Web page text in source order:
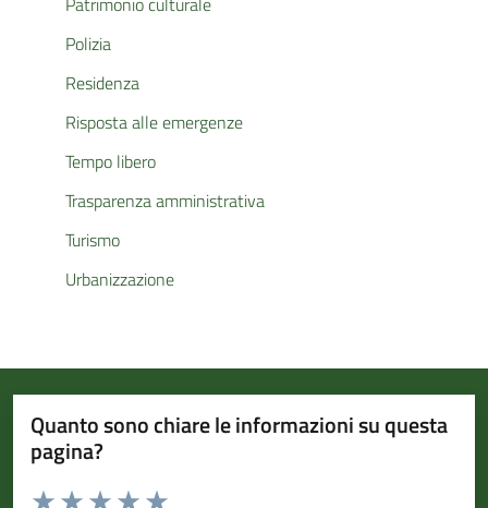
Polizia
Residenza
Risposta alle emergenze
Tempo libero
Trasparenza amministrativa
Turismo
Urbanizzazione
Quanto sono chiare le informazioni su questa
pagina?
Valuta da 1 a 5 stelle la pagina